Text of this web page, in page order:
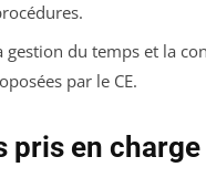
du temps et la
par le CE.
pris en